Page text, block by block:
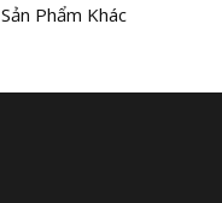
Sản Phẩm Khác